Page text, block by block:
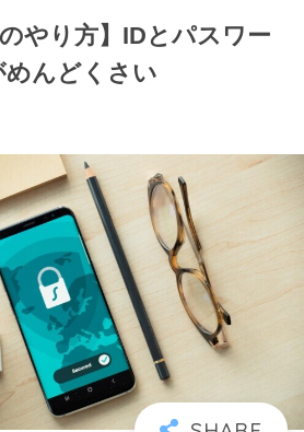
のやり方】IDとパスワー
めんどくさい